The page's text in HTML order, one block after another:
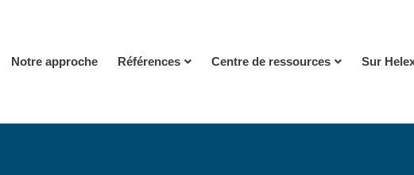
Notre approche Références Centre de ressources Sur